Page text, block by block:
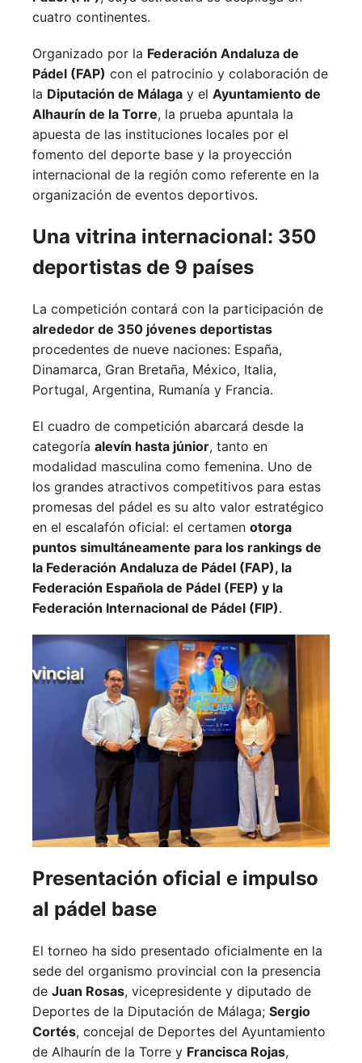
cuatro continentes.
Organizado por la Federación Andaluza de
Pádel (FAP) con el patrocinio y colaboración de
la Diputación de Málaga y el Ayuntamiento de
Alhaurín de la Torre, la prueba apuntala la
apuesta de las instituciones locales por el
fomento del deporte base y la proyección
internacional de la región como referente en la
organización de eventos deportivos.
Una vitrina internacional: 350
deportistas de 9 países
La competición contará con la participación de
alrededor de 350 jóvenes deportistas
procedentes de nueve naciones: España,
Dinamarca, Gran Bretaña, México, Italia,
Portugal, Argentina, Rumanía y Francia.
El cuadro de competición abarcará desde la
categoría alevín hasta júnior, tanto en
modalidad masculina como femenina. Uno de
los grandes atractivos competitivos para estas
promesas del pádel es su alto valor estratégico
en el escalafón oficial: el certamen otorga
puntos simultáneamente para los rankings de
la Federación Andaluza de Pádel (FAP), la
Federación Española de Pádel (FEP) y la
Federación Internacional de Pádel (FIP).
Presentación oficial e impulso
al pádel base
El torneo ha sido presentado oficialmente en la
sede del organismo provincial con la presencia
de Juan Rosas, vicepresidente y diputado de
Deportes de la Diputación de Málaga; Sergio
Cortés, concejal de Deportes del Ayuntamiento
de Alhaurín de la Torre y Francisca Rojas,